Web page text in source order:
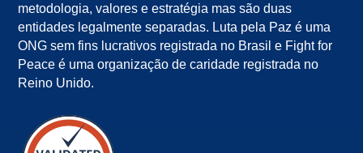
metodologia, valores e estratégia mas são duas
entidades legalmente separadas. Luta pela Paz é uma
ONG sem fins lucrativos registrada no Brasil e Fight for
Peace é uma organização de caridade registrada no
Reino Unido.